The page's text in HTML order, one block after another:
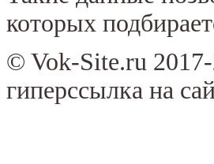
которых
© Vok-Site.ru
гиперссылка на